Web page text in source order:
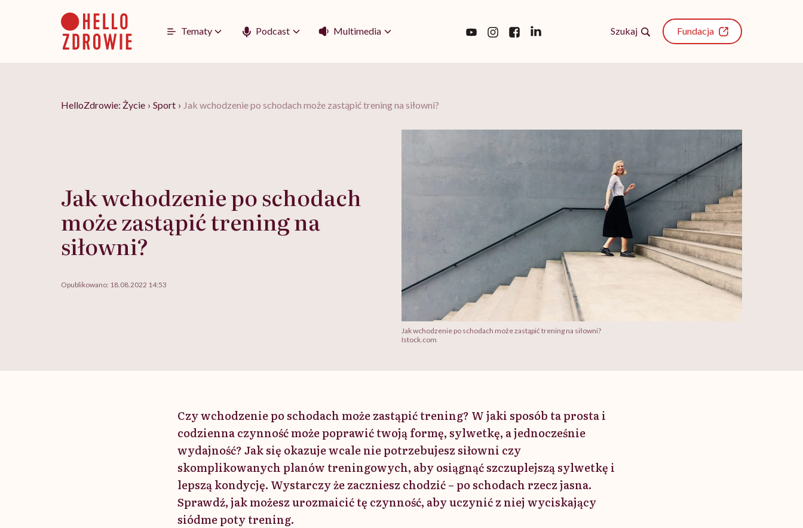
Tematy Podcast Multimedia Szukaj Fundacja
HelloZdrowie: Życie › Sport › Jak wchodzenie po schodach może zastąpić trening na siłowni?
Jak wchodzenie po schodach
może zastąpić trening na
siłowni?
Opublikowano: 18.08.2022 14:53
Jak wchodzenie po schodach może zastąpić trening na siłowni?
Istock.com
Czy wchodzenie po schodach może zastąpić trening? W jaki sposób ta prosta i
codzienna czynność może poprawić twoją formę, sylwetkę, a jednocześnie
wydajność? Jak się okazuje wcale nie potrzebujesz siłowni czy
skomplikowanych planów treningowych, aby osiągnąć szczuplejszą sylwetkę i
lepszą kondycję. Wystarczy że zaczniesz chodzić – po schodach rzecz jasna.
Sprawdź, jak możesz urozmaicić tę czynność, aby uczynić z niej wyciskający
siódme poty trening.